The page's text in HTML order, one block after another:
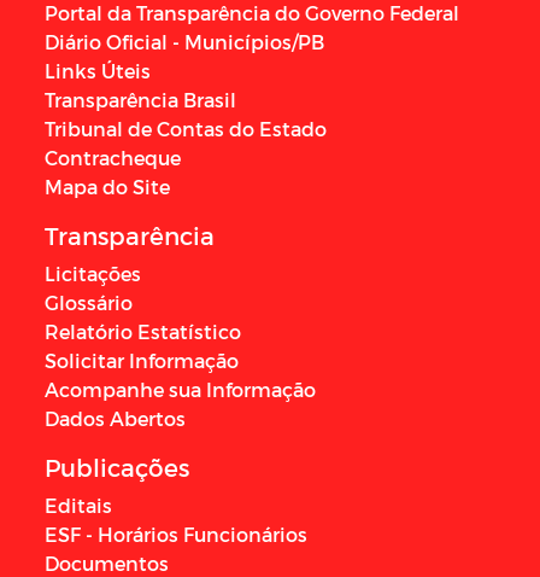
Portal da Transparência do Governo Federal
Diário Oficial - Municípios/PB
Links Úteis
Transparência Brasil
Tribunal de Contas do Estado
Contracheque
Mapa do Site
Transparência
Licitações
Glossário
Relatório Estatístico
Solicitar Informação
Acompanhe sua Informação
Dados Abertos
Publicações
Editais
ESF - Horários Funcionários
Documentos